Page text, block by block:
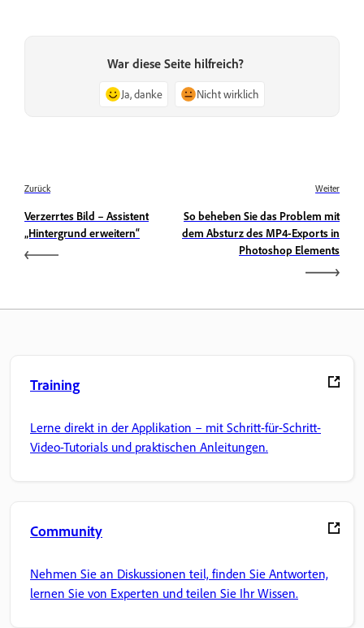
War diese Seite hilfreich?
Ja, danke Nicht wirklich
Zurück
Verzerrtes Bild – Assistent
„Hintergrund erweitern“
Weiter
So beheben Sie das Problem mit
dem Absturz des MP4-Exports in
Photoshop Elements
Training
Lerne direkt in der Applikation – mit Schritt-für-Schritt-
Video-Tutorials und praktischen Anleitungen.
Community
Nehmen Sie an Diskussionen teil, finden Sie Antworten,
lernen Sie von Experten und teilen Sie Ihr Wissen.